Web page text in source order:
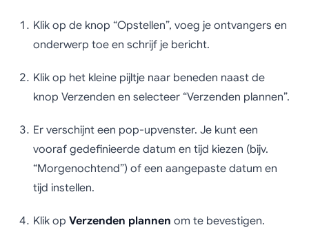
Klik op de knop “Opstellen”, voeg je ontvangers en
onderwerp toe en schrijf je bericht.
Klik op het kleine pijltje naar beneden naast de
knop Verzenden en selecteer “Verzenden plannen”.
Er verschijnt een pop-upvenster. Je kunt een
vooraf gedefinieerde datum en tijd kiezen (bijv.
“Morgenochtend”) of een aangepaste datum en
tijd instellen.
Klik op Verzenden plannen om te bevestigen.